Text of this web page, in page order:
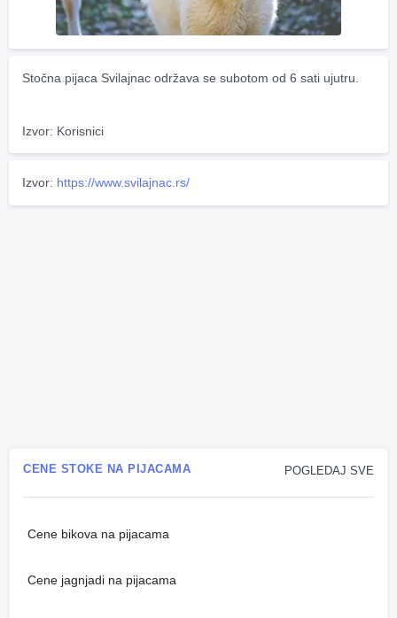
Stočna pijaca Svilajnac održava se subotom od 6 sati ujutru.
Izvor: Korisnici
Izvor: https://www.svilajnac.rs/
POGLEDAJ SVE
CENE STOKE NA PIJACAMA
Cene bikova na pijacama
Cene jagnjadi na pijacama